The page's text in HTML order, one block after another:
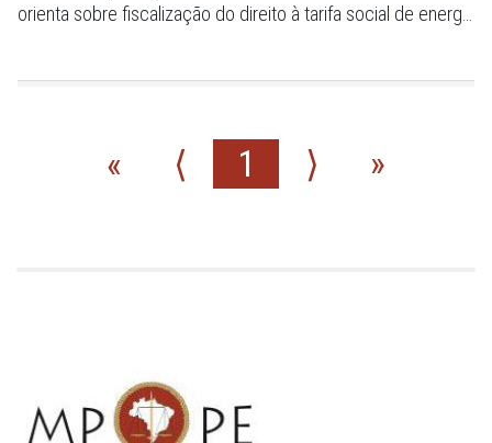
orienta sobre fiscalização do direito à tarifa social de energia
« ⟨ 1 ⟩ »